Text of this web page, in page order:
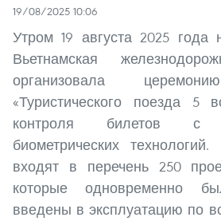
19/08/2025 10:06
Утром 19 августа 2025 года
Вьетнамская
организовала
«Туристического поезда 5
контроля билетов с
биометрических
входят в перечень 250
которые одновременно
введены в эксплуатацию по